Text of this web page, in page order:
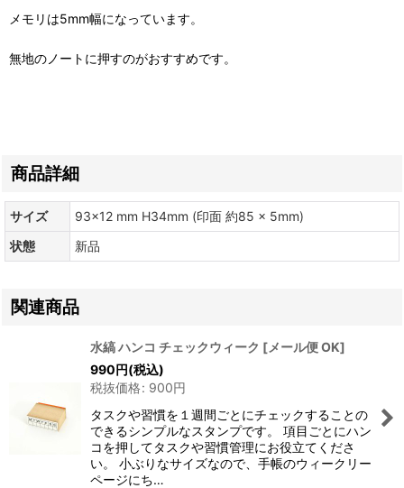
メモリは5mm幅になっています。
無地のノートに押すのがおすすめです。
商品詳細
サイズ
93×12 mm H34mm (印面 約85 × 5mm)
状態
新品
関連商品
水縞 ハンコ チェックウィーク [メール便 OK]
990円(税込)
税抜価格: 900円
タスクや習慣を１週間ごとにチェックすることの
できるシンプルなスタンプです。 項目ごとにハン
コを押してタスクや習慣管理にお役立てくださ
い。 小ぶりなサイズなので、手帳のウィークリー
ページにち…